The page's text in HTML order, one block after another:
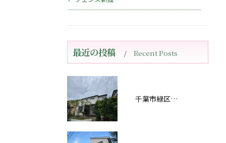
最近の投稿 Recent Posts
千葉市緑区おゆみ野南Ｅ様邸屋根・外壁塗装工事完工しました！